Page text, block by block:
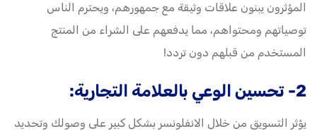
المؤثرون يبنون علاقات وثيقة مع جمهورهم، ويحترم الناس
توصياتهم ومحتواهم، مما يدفعهم على الشراء من المنتج
المستخدم من قبلهم دون تردد!
2- تحسين الوعي بالعلامة التجارية:
يؤثر التسويق من خلال الانفلونسر بشكل كبير على وصولك وتحديد